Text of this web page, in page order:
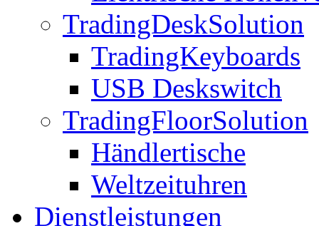
TradingDeskSolution
TradingKeyboards
USB Deskswitch
TradingFloorSolution
Händlertische
Weltzeituhren
Dienstleistungen